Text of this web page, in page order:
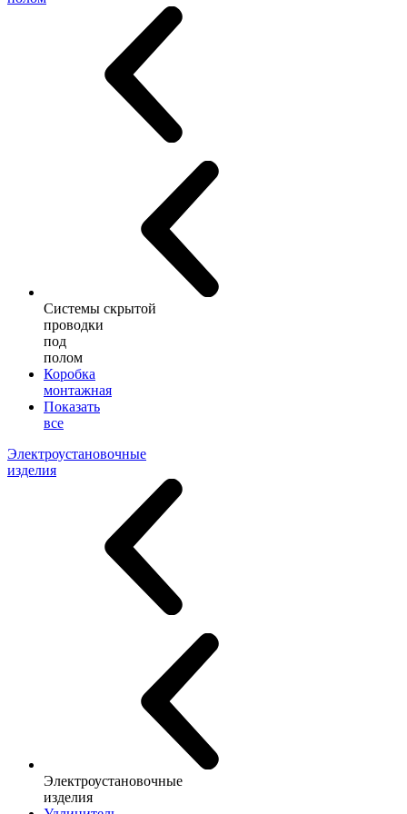
Системы скрытой
проводки
под
полом
Коробка
монтажная
Показать
все
Электроустановочные
изделия
Электроустановочные
изделия